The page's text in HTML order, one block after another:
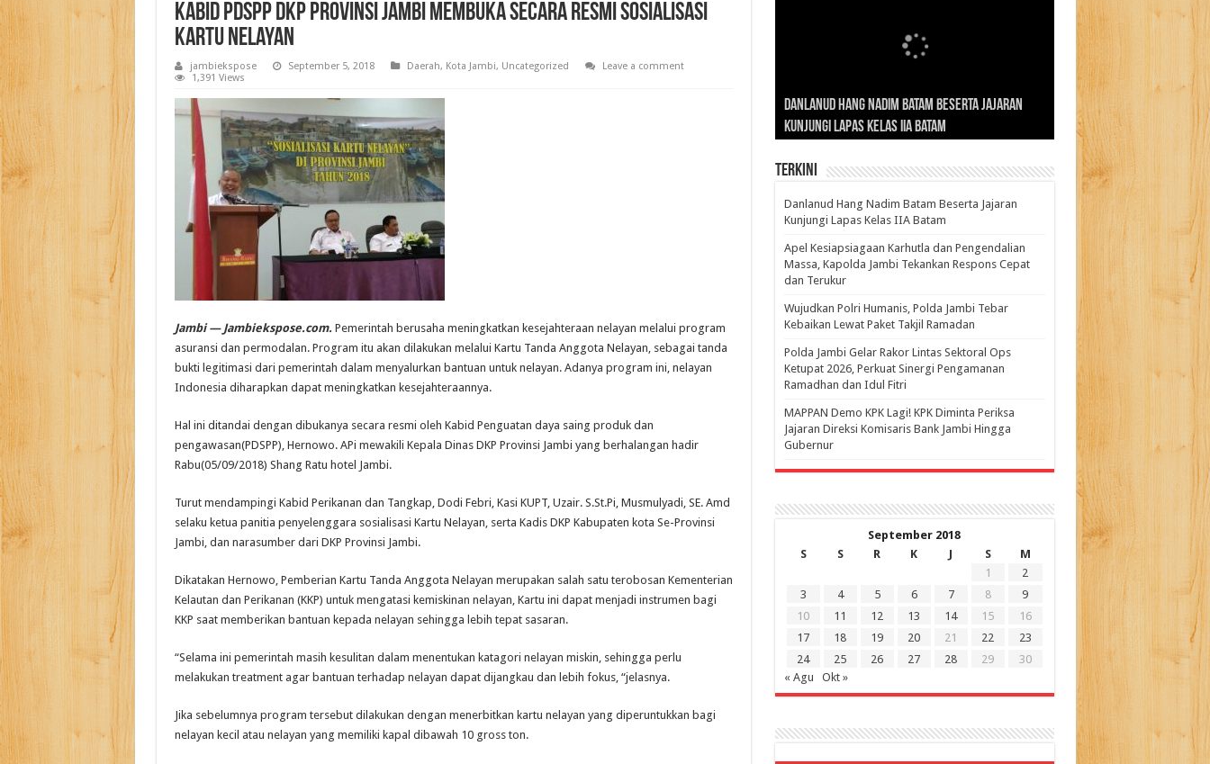
Kabid PDSPP DKP Provinsi Jambi Membuka Secara Resmi Sosialisasi
Kartu Nelayan
jambiekspose September 5, 2018 Daerah, Kota Jambi, Uncategorized
Leave a comment
1,391 Views
Jambi — Jambiekspose.com. Pemerintah berusaha meningkatkan kesejahteraan nelayan melalui program
asuransi dan permodalan. Program itu akan dilakukan melalui Kartu Tanda Anggota Nelayan, sebagai tanda
bukti legitimasi dari pemerintah dalam menyalurkan bantuan untuk nelayan. Adanya program ini, nelayan
Indonesia diharapkan dapat meningkatkan kesejahteraannya.
Hal ini ditandai dengan dibukanya secara resmi oleh Kabid Penguatan daya saing produk dan
pengawasan(PDSPP), Hernowo. APi mewakili Kepala Dinas DKP Provinsi Jambi yang berhalangan hadir
Rabu(05/09/2018) Shang Ratu hotel Jambi.
Turut mendampingi Kabid Perikanan dan Tangkap, Dodi Febri, Kasi KUPT, Uzair. S.St.Pi, Musmulyadi, SE. Amd
selaku ketua panitia penyelenggara sosialisasi Kartu Nelayan, serta Kadis DKP Kabupaten kota Se-Provinsi
Jambi, dan narasumber dari DKP Provinsi Jambi.
Dikatakan Hernowo, Pemberian Kartu Tanda Anggota Nelayan merupakan salah satu terobosan Kementerian
Kelautan dan Perikanan (KKP) untuk mengatasi kemiskinan nelayan, Kartu ini dapat menjadi instrumen bagi
KKP saat memberikan bantuan kepada nelayan sehingga lebih tepat sasaran.
“Selama ini pemerintah masih kesulitan dalam menentukan katagori nelayan miskin, sehingga perlu
melakukan treatment agar bantuan terhadap nelayan dapat dijangkau dan lebih fokus, “jelasnya.
Jika sebelumnya program tersebut dilakukan dengan menerbitkan kartu nelayan yang diperuntukkan bagi
nelayan kecil atau nelayan yang memiliki kapal dibawah 10 gross ton.
Danlanud Hang Nadim Batam Beserta Jajaran
Kunjungi Lapas Kelas IIA Batam
Silaturahmi dan Reses Komite I DPD RI di Polda
Jambi Bahas Sinergitas Penanganan Narkotika
Edukasi Pembentukan Karakter Generasi
Penerus
Cepat Beroperasi Agar Bisa Layani Masyarakat
Penuhi Kebutuhannya
Nusantara: Ratu Wangsa, Wanita Berkelas
dengan Pengaruh Internasional
Terkini
Danlanud Hang Nadim Batam Beserta Jajaran
Kunjungi Lapas Kelas IIA Batam
Apel Kesiapsiagaan Karhutla dan Pengendalian
Massa, Kapolda Jambi Tekankan Respons Cepat
dan Terukur
Wujudkan Polri Humanis, Polda Jambi Tebar
Kebaikan Lewat Paket Takjil Ramadan
Polda Jambi Gelar Rakor Lintas Sektoral Ops
Ketupat 2026, Perkuat Sinergi Pengamanan
Ramadhan dan Idul Fitri
‎MAPPAN Demo KPK Lagi! KPK Diminta Periksa
Jajaran Direksi Komisaris Bank Jambi Hingga
Gubernur ‎
September 2018
S
S R K J S
M
1
2
3
4 5 6 7 8
9
10
11 12 13 14 15
16
17
18 19 20 21 22
23
24
25 26 27 28 29
30
« Agu
Okt »